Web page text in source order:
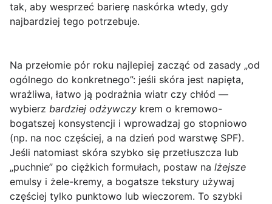
tak, aby wesprzeć barierę naskórka wtedy, gdy
najbardziej tego potrzebuje.
Na przełomie pór roku najlepiej zacząć od zasady „od
ogólnego do konkretnego”: jeśli skóra jest napięta,
wrażliwa, łatwo ją podrażnia wiatr czy chłód —
wybierz bardziej odżywczy krem o kremowo-
bogatszej konsystencji i wprowadzaj go stopniowo
(np. na noc częściej, a na dzień pod warstwę SPF).
Jeśli natomiast skóra szybko się przetłuszcza lub
„puchnie” po ciężkich formułach, postaw na lżejsze
emulsy i żele-kremy, a bogatsze tekstury używaj
częściej tylko punktowo lub wieczorem. To szybki